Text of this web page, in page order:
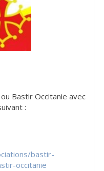
Bastir Occitanie avec
:
bastir-
occitanie